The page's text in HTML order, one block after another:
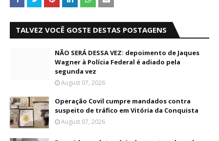
TALVEZ VOCÊ GOSTE DESTAS POSTAGENS
NÃO SERÁ DESSA VEZ: depoimento de Jaques
Wagner à Polícia Federal é adiado pela
segunda vez
August 07, 2026
Operação Covil cumpre mandados contra
suspeito de tráfico em Vitória da Conquista
August 07, 2026